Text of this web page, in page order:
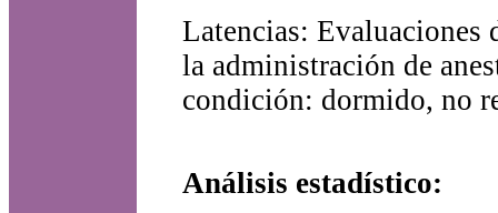
Latencias: Evaluaciones
la administración de
condición: dormido, no
Análisis estadístico: